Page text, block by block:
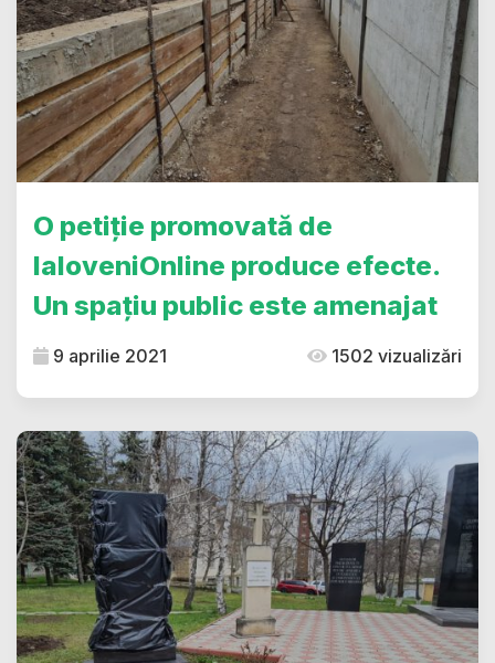
O petiție promovată de
IaloveniOnline produce efecte.
Un spațiu public este amenajat
9 aprilie 2021 1502 vizualizări